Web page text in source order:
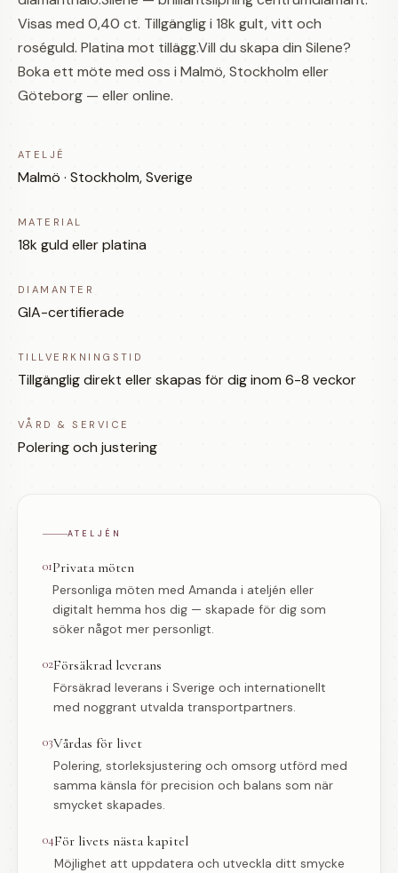
Visas med 0,40 ct. Tillgänglig i 18k gult, vitt och
roséguld. Platina mot tillägg.Vill du skapa din Silene?
Boka ett möte med oss i Malmö, Stockholm eller
Göteborg — eller online.
ATELJÉ
Malmö · Stockholm, Sverige
MATERIAL
18k guld eller platina
DIAMANTER
GIA-certifierade
TILLVERKNINGSTID
Tillgänglig direkt eller skapas för dig inom 6-8 veckor
VÅRD & SERVICE
Polering och justering
ATELJÉN
01Privata möten
Personliga möten med Amanda i ateljén eller
digitalt hemma hos dig — skapade för dig som
söker något mer personligt.
02Försäkrad leverans
Försäkrad leverans i Sverige och internationellt
med noggrant utvalda transportpartners.
03Vårdas för livet
Polering, storleksjustering och omsorg utförd med
samma känsla för precision och balans som när
smycket skapades.
04För livets nästa kapitel
Möjlighet att uppdatera och utveckla ditt smycke